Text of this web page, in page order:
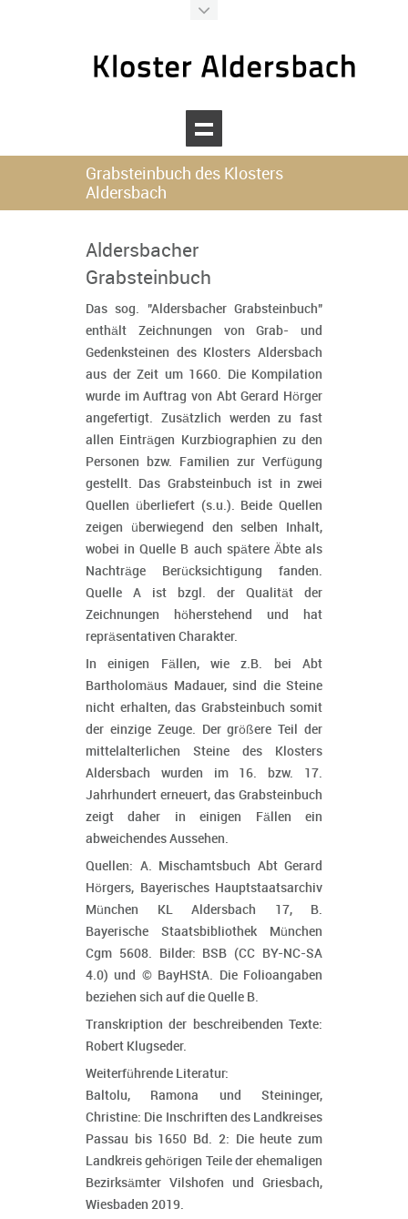
Grabsteinbuch des Klosters
Aldersbach
Aldersbacher
Grabsteinbuch
Das sog. "Aldersbacher Grabsteinbuch"
enthält Zeichnungen von Grab- und
Gedenksteinen des Klosters Aldersbach
aus der Zeit um 1660. Die Kompilation
wurde im Auftrag von Abt Gerard Hörger
angefertigt. Zusätzlich werden zu fast
allen Einträgen Kurzbiographien zu den
Personen bzw. Familien zur Verfügung
gestellt. Das Grabsteinbuch ist in zwei
Quellen überliefert (s.u.). Beide Quellen
zeigen überwiegend den selben Inhalt,
wobei in Quelle B auch spätere Äbte als
Nachträge Berücksichtigung fanden.
Quelle A ist bzgl. der Qualität der
Zeichnungen höherstehend und hat
repräsentativen Charakter.
In einigen Fällen, wie z.B. bei Abt
Bartholomäus Madauer, sind die Steine
nicht erhalten, das Grabsteinbuch somit
der einzige Zeuge. Der größere Teil der
mittelalterlichen Steine des Klosters
Aldersbach wurden im 16. bzw. 17.
Jahrhundert erneuert, das Grabsteinbuch
zeigt daher in einigen Fällen ein
abweichendes Aussehen.
Quellen: A. Mischamtsbuch Abt Gerard
Hörgers, Bayerisches Hauptstaatsarchiv
München KL Aldersbach 17, B.
Bayerische Staatsbibliothek München
Cgm 5608. Bilder: BSB (CC BY-NC-SA
4.0) und © BayHStA. Die Folioangaben
beziehen sich auf die Quelle B.
Transkription der beschreibenden Texte:
Robert Klugseder.
Weiterführende Literatur:
Baltolu, Ramona und Steininger,
Christine: Die Inschriften des Landkreises
Passau bis 1650 Bd. 2: Die heute zum
Landkreis gehörigen Teile der ehemaligen
Bezirksämter Vilshofen und Griesbach,
Wiesbaden 2019.
Ihr digitaler Assistent
Wie kann ich Ihnen heute helfen?